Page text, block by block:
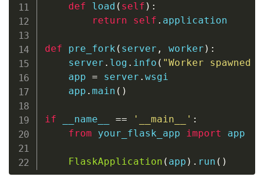
def load ( self ) :
return
self . application
def pre_fork ( server , worker ) :
    server
. log . info ( "Worker spawned
    app
= server . wsgi
    app
. main ( )
if __name__ == '__main__' :
from your_flask_app import app
FlaskApplication ( app ) . run ( )